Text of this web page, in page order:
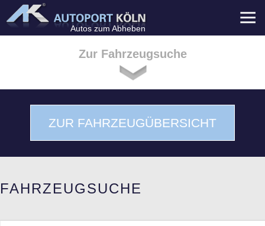
Autos zum Abheben
Zur Fahrzeugsuche
ZUR FAHRZEUGÜBERSICHT
FAHRZEUGSUCHE